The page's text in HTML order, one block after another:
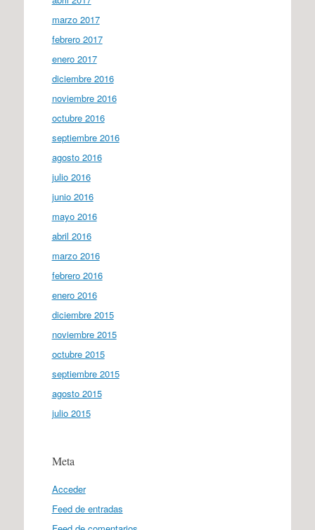
marzo 2017
febrero 2017
enero 2017
diciembre 2016
noviembre 2016
octubre 2016
septiembre 2016
agosto 2016
julio 2016
junio 2016
mayo 2016
abril 2016
marzo 2016
febrero 2016
enero 2016
diciembre 2015
noviembre 2015
octubre 2015
septiembre 2015
agosto 2015
julio 2015
Meta
Acceder
Feed de entradas